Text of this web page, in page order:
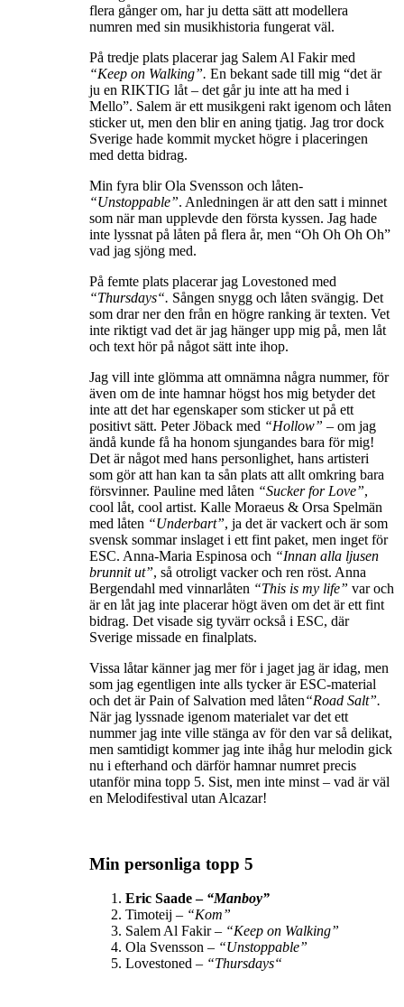
flera gånger om, har ju detta sätt att modellera
numren med sin musikhistoria fungerat väl.
På tredje plats placerar jag Salem Al Fakir med
“Keep on Walking”. En bekant sade till mig “det är
ju en RIKTIG låt – det går ju inte att ha med i
Mello”. Salem är ett musikgeni rakt igenom och låten
sticker ut, men den blir en aning tjatig. Jag tror dock
Sverige hade kommit mycket högre i placeringen
med detta bidrag.
Min fyra blir Ola Svensson och låten-
“Unstoppable”. Anledningen är att den satt i minnet
som när man upplevde den första kyssen. Jag hade
inte lyssnat på låten på flera år, men “Oh Oh Oh Oh”
vad jag sjöng med.
På femte plats placerar jag Lovestoned med
“Thursdays“. Sången snygg och låten svängig. Det
som drar ner den från en högre ranking är texten. Vet
inte riktigt vad det är jag hänger upp mig på, men låt
och text hör på något sätt inte ihop.
Jag vill inte glömma att omnämna några nummer, för
även om de inte hamnar högst hos mig betyder det
inte att det har egenskaper som sticker ut på ett
positivt sätt. Peter Jöback med “Hollow” – om jag
ändå kunde få ha honom sjungandes bara för mig!
Det är något med hans personlighet, hans artisteri
som gör att han kan ta sån plats att allt omkring bara
försvinner. Pauline med låten “Sucker for Love”,
cool låt, cool artist. Kalle Moraeus & Orsa Spelmän
med låten “Underbart”, ja det är vackert och är som
svensk sommar inslaget i ett fint paket, men inget för
ESC. Anna-Maria Espinosa och “Innan alla ljusen
brunnit ut”, så otroligt vacker och ren röst. Anna
Bergendahl med vinnarlåten “This is my life” var och
är en låt jag inte placerar högt även om det är ett fint
bidrag. Det visade sig tyvärr också i ESC, där
Sverige missade en finalplats.
Vissa låtar känner jag mer för i jaget jag är idag, men
som jag egentligen inte alls tycker är ESC-material
och det är Pain of Salvation med låten“Road Salt”.
När jag lyssnade igenom materialet var det ett
nummer jag inte ville stänga av för den var så delikat,
men samtidigt kommer jag inte ihåg hur melodin gick
nu i efterhand och därför hamnar numret precis
utanför mina topp 5. Sist, men inte minst – vad är väl
en Melodifestival utan Alcazar!
Min personliga topp 5
Eric Saade – “Manboy”
Timoteij – “Kom”
Salem Al Fakir – “Keep on Walking”
Ola Svensson – “Unstoppable”
Lovestoned – “Thursdays“